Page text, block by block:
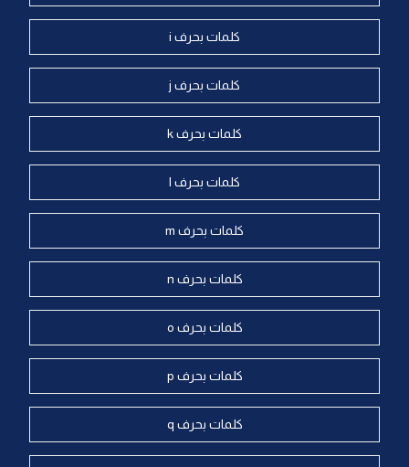
كلمات بحرف i
كلمات بحرف j
كلمات بحرف k
كلمات بحرف l
كلمات بحرف m
كلمات بحرف n
كلمات بحرف o
كلمات بحرف p
كلمات بحرف q